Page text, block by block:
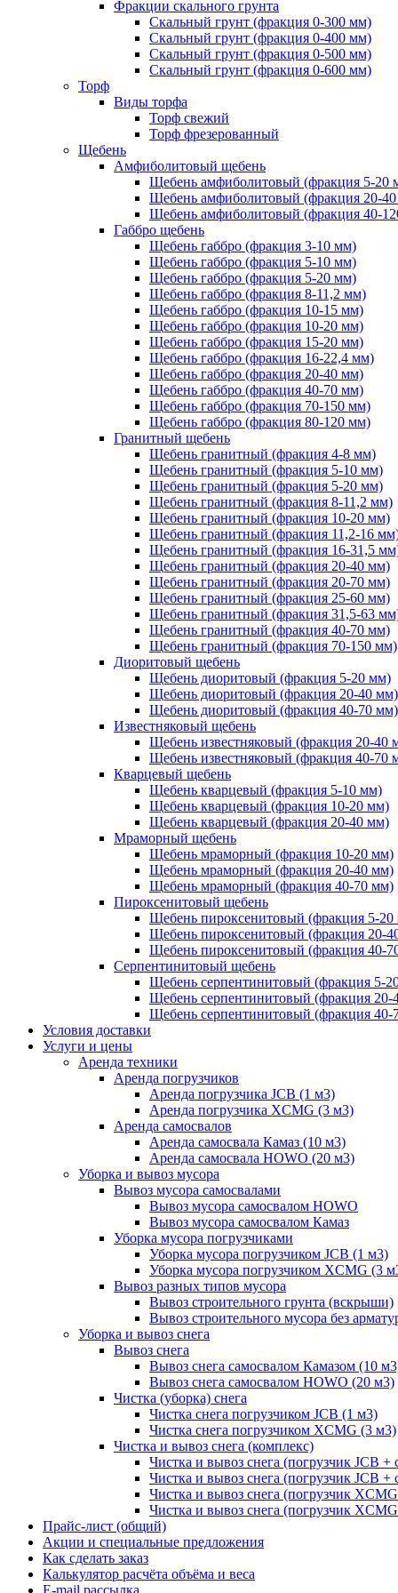
Фракции скального грунта
Скальный грунт (фракция 0-300 мм)
Скальный грунт (фракция 0-400 мм)
Скальный грунт (фракция 0-500 мм)
Скальный грунт (фракция 0-600 мм)
Торф
Виды торфа
Торф свежий
Торф фрезерованный
Щебень
Амфиболитовый щебень
Щебень амфиболитовый (фракция 5-20
Щебень амфиболитовый (фракция 20-
Щебень амфиболитовый (фракция 40-
Габбро щебень
Щебень габбро (фракция 3-10 мм)
Щебень габбро (фракция 5-10 мм)
Щебень габбро (фракция 5-20 мм)
Щебень габбро (фракция 8-11,2 мм)
Щебень габбро (фракция 10-15 мм)
Щебень габбро (фракция 10-20 мм)
Щебень габбро (фракция 15-20 мм)
Щебень габбро (фракция 16-22,4 мм)
Щебень габбро (фракция 20-40 мм)
Щебень габбро (фракция 40-70 мм)
Щебень габбро (фракция 70-150 мм)
Щебень габбро (фракция 80-120 мм)
Гранитный щебень
Щебень гранитный (фракция 4-8 мм)
Щебень гранитный (фракция 5-10 мм)
Щебень гранитный (фракция 5-20 мм)
Щебень гранитный (фракция 8-11,2 мм)
Щебень гранитный (фракция 10-20 мм)
Щебень гранитный (фракция 11,2-16
Щебень гранитный (фракция 16-31,5
Щебень гранитный (фракция 20-40 мм)
Щебень гранитный (фракция 20-70 мм)
Щебень гранитный (фракция 25-60 мм)
Щебень гранитный (фракция 31,5-63
Щебень гранитный (фракция 40-70 мм)
Щебень гранитный (фракция 70-150 мм)
Диоритовый щебень
Щебень диоритовый (фракция 5-20 мм)
Щебень диоритовый (фракция 20-40 мм)
Щебень диоритовый (фракция 40-70 мм)
Известняковый щебень
Щебень известняковый (фракция 20-40
Щебень известняковый (фракция 40-70
Кварцевый щебень
Щебень кварцевый (фракция 5-10 мм)
Щебень кварцевый (фракция 10-20 мм)
Щебень кварцевый (фракция 20-40 мм)
Мраморный щебень
Щебень мраморный (фракция 10-20 мм)
Щебень мраморный (фракция 20-40 мм)
Щебень мраморный (фракция 40-70 мм)
Пироксенитовый щебень
Щебень пироксенитовый (фракция 5-
Щебень пироксенитовый (фракция 20-
Щебень пироксенитовый (фракция 40-
Серпентинитовый щебень
Щебень серпентинитовый (фракция 5-
Щебень серпентинитовый (фракция 20-
Щебень серпентинитовый (фракция 40-
Условия доставки
Услуги и цены
Аренда техники
Аренда погрузчиков
Аренда погрузчика JCB (1 м3)
Аренда погрузчика XCMG (3 м3)
Аренда самосвалов
Аренда самосвала Камаз (10 м3)
Аренда самосвала HOWO (20 м3)
Уборка и вывоз мусора
Вывоз мусора самосвалами
Вывоз мусора самосвалом HOWO
Вывоз мусора самосвалом Камаз
Уборка мусора погрузчиками
Уборка мусора погрузчиком JCB (1 м3)
Уборка мусора погрузчиком XCMG (3
Вывоз разных типов мусора
Вывоз строительного грунта (вскрыши)
Вывоз строительного мусора без
Уборка и вывоз снега
Вывоз снега
Вывоз снега самосвалом Камазом (10
Вывоз снега самосвалом HOWO (20 м3)
Чистка (уборка) снега
Чистка снега погрузчиком JCB (1 м3)
Чистка снега погрузчиком XCMG (3 м3)
Чистка и вывоз снега (комплекс)
Чистка и вывоз снега (погрузчик JCB +
Чистка и вывоз снега (погрузчик JCB +
Чистка и вывоз снега (погрузчик
Чистка и вывоз снега (погрузчик
Прайс-лист (общий)
Акции и специальные предложения
Как сделать заказ
Калькулятор расчёта объёма и веса
E-mail рассылка